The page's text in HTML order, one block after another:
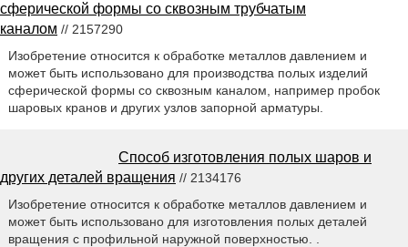
сферической формы со сквозным трубчатым
каналом // 2157290
Изобретение относится к обработке металлов давлением и
может быть использовано для производства полых изделий
сферической формы со сквозным каналом, например пробок
шаровых кранов и других узлов запорной арматуры.
Способ изготовления полых шаров и
других деталей вращения // 2134176
Изобретение относится к обработке металлов давлением и
может быть использовано для изготовления полых деталей
вращения с профильной наружной поверхностью. .